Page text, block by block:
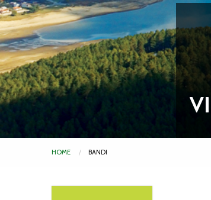
HOME BANDI
MANIFESTAZIONE DI INTERESSE